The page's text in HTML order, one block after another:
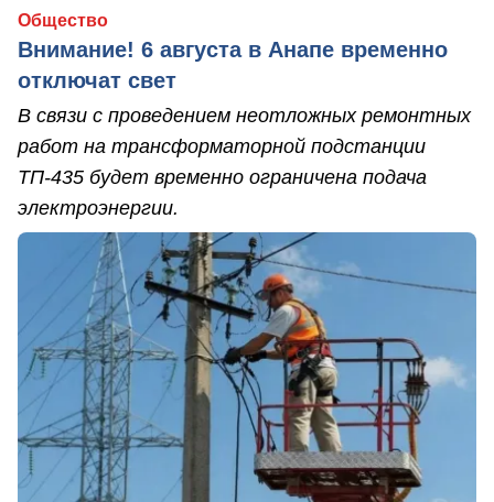
Общество
Внимание! 6 августа в Анапе временно
отключат свет
В связи с проведением неотложных ремонтных
работ на трансформаторной подстанции
ТП-435 будет временно ограничена подача
электроэнергии.